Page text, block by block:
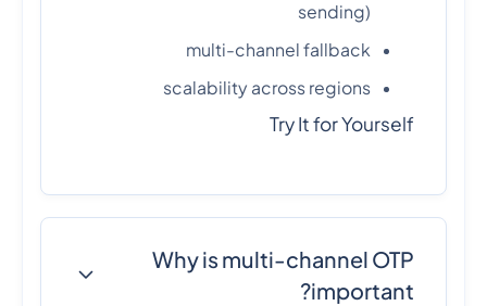
sending)
multi-channel fallback
scalability across regions
Try It for Yourself
Why is multi-channel OTP
important?